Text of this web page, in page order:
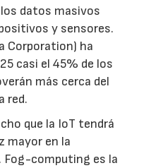
datos masivos
y sensores.
Corporation) ha
casi el 45% de los
más cerca del
red.
que la IoT tendrá
mayor en la
Fog-computing es la